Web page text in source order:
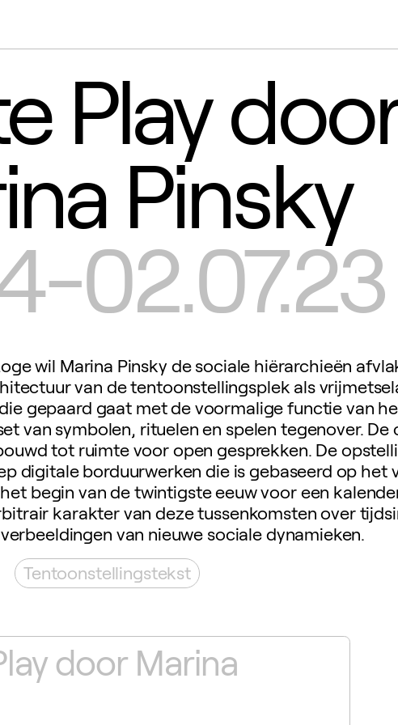
Play
Pinsky
02.07.23
wil Marina Pinsky de sociale hiërarchieën
van de tentoonstellingsplek als
gepaard gaat met de voormalige functie van
van symbolen, rituelen en spelen tegenover. De
tot ruimte voor open gesprekken. De
digitale borduurwerken die is gebaseerd op het
begin van de twintigste eeuw voor een
karakter van deze tussenkomsten over
van nieuwe sociale dynamieken.
Tentoonstellingstekst
door Marina